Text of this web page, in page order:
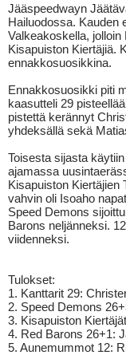
Jääspeedwayn
Hailuodossa. Kauden
Valkeakoskella,
Kisapuiston Kiertäjiä.
ennakkosuosikkina.
Ennakkosuosikki piti
kaasutteli 29
pistettä kerännyt
yhdeksällä sekä
Toisesta sijasta
ajamassa
Kisapuiston Kiertäjien
vahvin oli Isoaho
Speed Demons
Barons neljänneksi.
viidenneksi.
Tulokset:
1. Kanttarit 29:
2. Speed Demons
3. Kisapuiston
4. Red Barons 26+1:
5. Aunemummot 12: